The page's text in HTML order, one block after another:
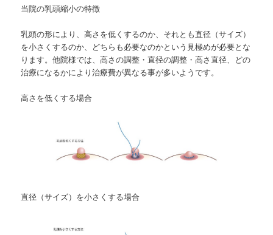
当院の乳頭縮小の特徴
乳頭の形により、高さを低くするのか、それとも直径（サイズ）
を小さくするのか、どちらも必要なのかという見極めが必要とな
ります。他院様では、高さの調整・直径の調整・高さ直径、どの
治療になるかにより治療費が異なる事が多いようです。
高さを低くする場合
直径（サイズ）を小さくする場合